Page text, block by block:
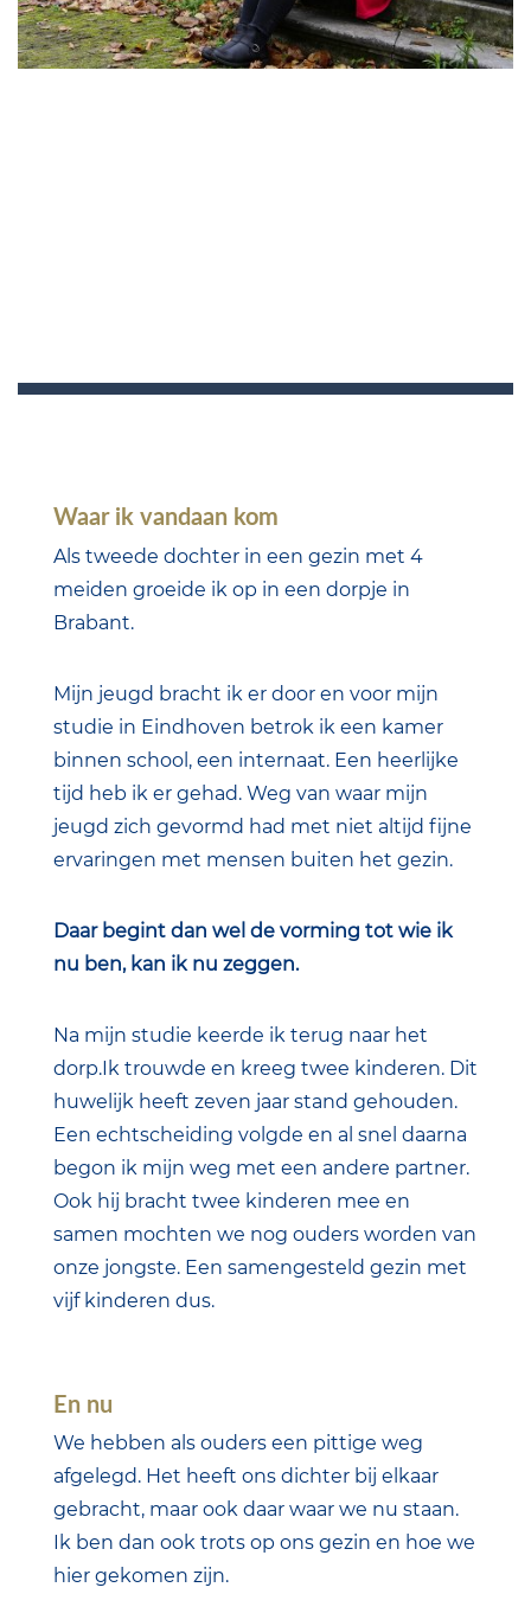
Waar ik vandaan kom
Als tweede dochter in een gezin met 4
meiden groeide ik op in een dorpje in
Brabant.
Mijn jeugd bracht ik er door en voor mijn
studie in Eindhoven betrok ik een kamer
binnen school, een internaat. Een heerlijke
tijd heb ik er gehad. Weg van waar mijn
jeugd zich gevormd had met niet altijd fijne
ervaringen met mensen buiten het gezin.
Daar begint dan wel de vorming tot wie ik
nu ben, kan ik nu zeggen.
Na mijn studie keerde ik terug naar het
dorp.Ik trouwde en kreeg twee kinderen. Dit
huwelijk heeft zeven jaar stand gehouden.
Een echtscheiding volgde en al snel daarna
begon ik mijn weg met een andere partner.
Ook hij bracht twee kinderen mee en
samen mochten we nog ouders worden van
onze jongste. Een samengesteld gezin met
vijf kinderen dus.
En nu
We hebben als ouders een pittige weg
afgelegd. Het heeft ons dichter bij elkaar
gebracht, maar ook daar waar we nu staan.
Ik ben dan ook trots op ons gezin en hoe we
hier gekomen zijn.